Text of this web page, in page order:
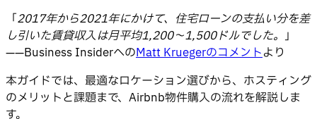
「2017年から2021年にかけて、住宅ローンの支払い分を差
し引いた賃貸収入は月平均1,200〜1,500ドルでした。 」
——Business InsiderへのMatt Kruegerのコメントより
本ガイドでは、最適なロケーション選びから、ホスティング
のメリットと課題まで、Airbnb物件購入の流れを解説しま
す。